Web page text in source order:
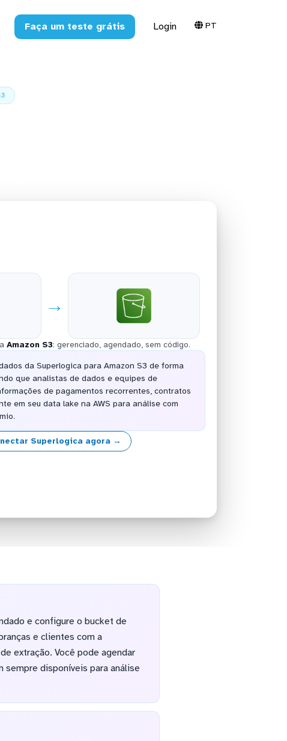
Faça um teste grátis Login PT
→
Amazon S3: gerenciado, agendado, sem código.
da Superlogica para Amazon S3 de forma
que analistas de dados e equipes de
de pagamentos recorrentes, contratos
em seu data lake na AWS para análise com
Superlogica agora →
e configure o bucket de
e clientes com a
extração. Você pode agendar
sempre disponíveis para análise